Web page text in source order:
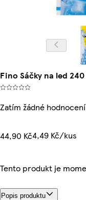
Fino Sáčky na led
Zatím žádné hodnocení
44,90 Kč4,49 Kč/kus
Tento produkt je
Popis produktu